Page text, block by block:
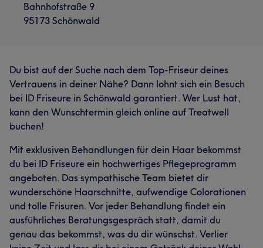
Bahnhofstraße 9
95173 Schönwald
Du bist auf der Suche nach dem Top-Friseur deines
Vertrauens in deiner Nähe? Dann lohnt sich ein Besuch
bei ID Friseure in Schönwald garantiert. Wer Lust hat,
kann den Wunschtermin gleich online auf Treatwell
buchen!
Mit exklusiven Behandlungen für dein Haar bekommst
du bei ID Friseure ein hochwertiges Pflegeprogramm
angeboten. Das sympathische Team bietet dir
wunderschöne Haarschnitte, aufwendige Colorationen
und tolle Frisuren. Vor jeder Behandlung findet ein
ausführliches Beratungsgespräch statt, damit du
genau das bekommst, was du dir wünschst. Verlier